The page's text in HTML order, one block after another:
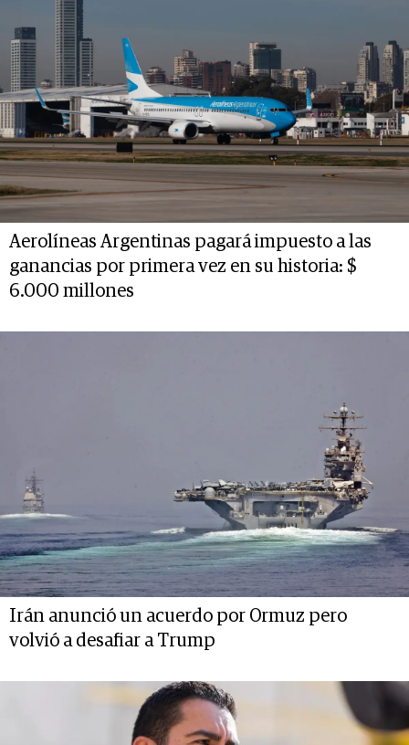
Aerolíneas Argentinas pagará impuesto a las
ganancias por primera vez en su historia: $
6.000 millones
Irán anunció un acuerdo por Ormuz pero
volvió a desafiar a Trump